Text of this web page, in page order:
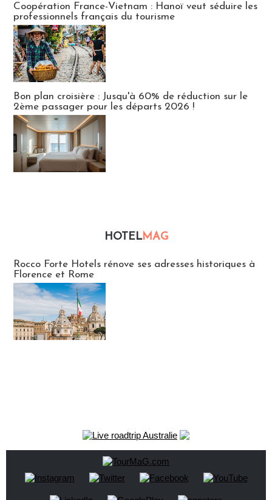
Coopération France-Vietnam : Hanoï veut séduire les
professionnels français du tourisme
Bon plan croisière : Jusqu'à 60% de réduction sur le
2ème passager pour les départs 2026 !
HOTELMAG
Rocco Forte Hotels rénove ses adresses historiques à
Florence et Rome